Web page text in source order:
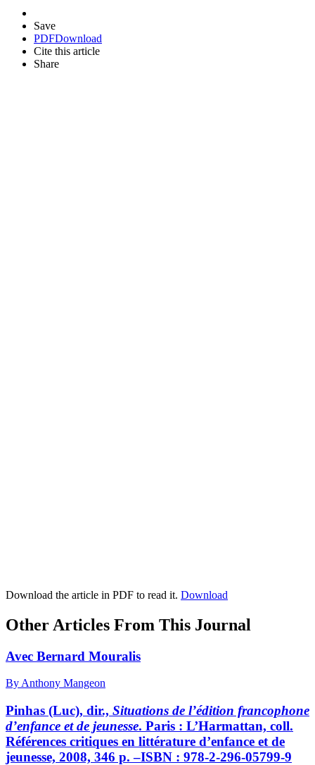
Save
PDFDownload
Cite this article
Share
Download the article in PDF to read it. Download
Other Articles From This Journal
Avec Bernard Mouralis
By Anthony Mangeon
Pinhas (Luc), dir., Situations de l’édition francophone
d’enfance et de jeunesse. Paris : L’Harmattan, coll.
Références critiques en littérature d’enfance et de
jeunesse, 2008, 346 p. –ISBN : 978-2-296-05799-9